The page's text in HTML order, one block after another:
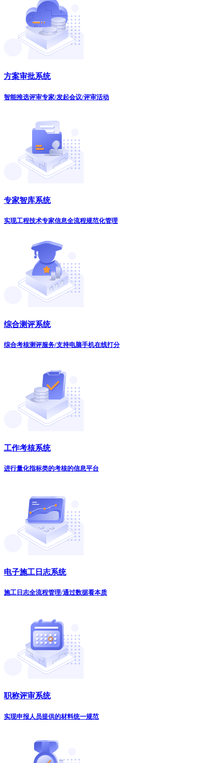
方案审批系统
智能推选评审专家/发起会议/评审活动
专家智库系统
实现工程技术专家信息全流程规范化管理
综合测评系统
综合考核测评服务/支持电脑手机在线打分
工作考核系统
进行量化指标类的考核的信息平台
电子施工日志系统
施工日志全流程管理/通过数据看本质
职称评审系统
实现申报人员提供的材料统一规范